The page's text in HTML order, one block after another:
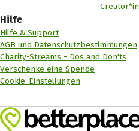
Creator*in
Hilfe
Hilfe & Support
AGB und Datenschutzbestimmungen
Charity-Streams - Dos and Don'ts
Verschenke eine Spende
Cookie-Einstellungen